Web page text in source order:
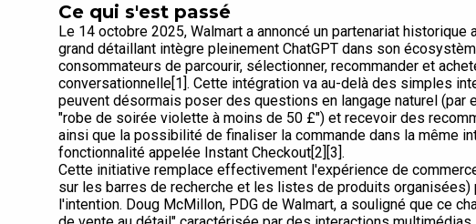
Ce qui s'est passé
Le 14 octobre 2025, Walmart a annoncé un partenariat
grand détaillant intègre pleinement ChatGPT dans son
consommateurs de parcourir, sélectionner, recommander et
conversationnelle[1]. Cette intégration va au-delà des simples
peuvent désormais poser des questions en langage naturel (par
"robe de soirée violette à moins de 50 £") et recevoir des
ainsi que la possibilité de finaliser la commande dans la même
fonctionnalité appelée Instant Checkout[2][3].
Cette initiative remplace effectivement l'expérience de
sur les barres de recherche et les listes de produits organisées)
l'intention. Doug McMillon, PDG de Walmart, a souligné que ce